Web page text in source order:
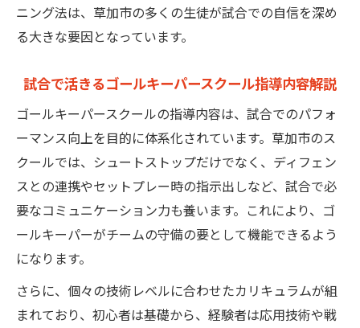
ニング法は、草加市の多くの生徒が試合での自信を深め
る大きな要因となっています。
試合で活きるゴールキーパースクール指導内容解説
ゴールキーパースクールの指導内容は、試合でのパフォ
ーマンス向上を目的に体系化されています。草加市のス
クールでは、シュートストップだけでなく、ディフェン
スとの連携やセットプレー時の指示出しなど、試合で必
要なコミュニケーション力も養います。これにより、ゴ
ールキーパーがチームの守備の要として機能できるよう
になります。
さらに、個々の技術レベルに合わせたカリキュラムが組
まれており、初心者は基礎から、経験者は応用技術や戦